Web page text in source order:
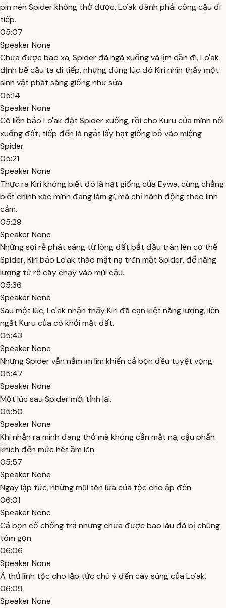
pin nên Spider không thở được, Lo'ak đành phải cõng cậu đi
tiếp.
05:07
Speaker None
Chưa được bao xa, Spider đã ngã xuống và lịm dần đi, Lo'ak
định bế cậu ta đi tiếp, nhưng đúng lúc đó Kiri nhìn thấy một
sinh vật phát sáng giống như sứa.
05:14
Speaker None
Cô liền bảo Lo'ak đặt Spider xuống, rồi cho Kuru của mình nối
xuống đất, tiếp đến là ngắt lấy hạt giống bỏ vào miệng
Spider.
05:21
Speaker None
Thực ra Kiri không biết đó là hạt giống của Eywa, cũng chẳng
biết chính xác mình đang làm gì, mà chỉ hành động theo linh
cảm.
05:29
Speaker None
Những sợi rễ phát sáng từ lòng đất bắt đầu tràn lên cơ thể
Spider, Kiri bảo Lo'ak tháo mặt nạ trên mặt Spider, để năng
lượng từ rễ cây chạy vào mũi cậu.
05:36
Speaker None
Sau một lúc, Lo'ak nhận thấy Kiri đã cạn kiệt năng lượng, liền
ngắt Kuru của cô khỏi mặt đất.
05:43
Speaker None
Nhưng Spider vẫn nằm im lìm khiến cả bọn đều tuyệt vọng.
05:47
Speaker None
Một lúc sau Spider mới tỉnh lại.
05:50
Speaker None
Khi nhận ra mình đang thở mà không cần mặt nạ, cậu phấn
khích đến mức hét ầm lên.
05:57
Speaker None
Ngay lập tức, những mũi tên lửa của tộc cho ập đến.
06:01
Speaker None
Cả bọn cố chống trả nhưng chưa được bao lâu đã bị chúng
tóm gọn.
06:06
Speaker None
À thủ lĩnh tộc cho lập tức chú ý đến cây súng của Lo'ak.
06:09
Speaker None